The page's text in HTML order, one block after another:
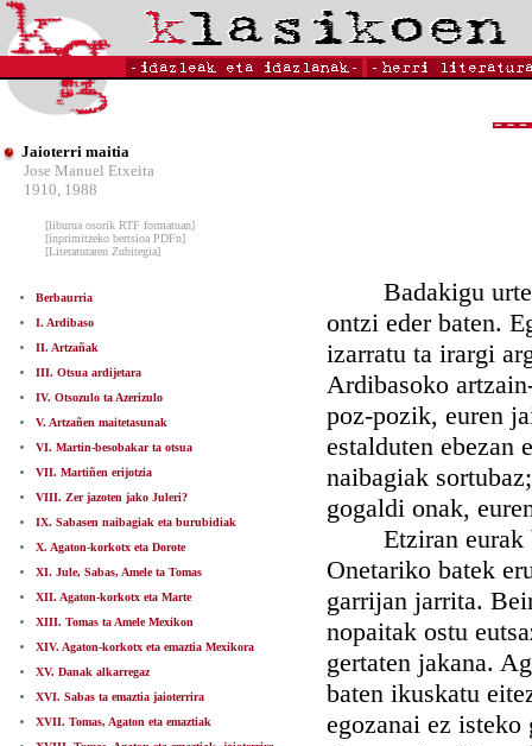
Jaioterri maitia
Jose Manuel Etxeita
1910, 1988
[liburua osorik RTF formatuan]
[inprimitzeko bertsioa PDFn]
[Literaturaren Zubitegia]
Berbaurria
I. Ardibaso
II. Artzañak
III. Otsua ardijetara
IV. Otsozulo ta Azerizulo
V. Artzañen maitetasunak
VI. Martin-besobakar ta otsua
VII. Martiñen erijotzia
VIII. Zer jazoten jako Juleri?
IX. Sabasen naibagiak eta burubidiak
X. Agaton-korkotx eta Dorote
XI. Jule, Sabas, Amele ta Tomas
XII. Agaton-korkotx eta Marte
XIII. Tomas ta Amele Mexikon
XIV. Agaton-korkotx eta emaztia Mexikora
XV. Danak alkarregaz
XVI. Sabas ta emaztia jaioterrira
XVII. Tomas, Agaton eta emaztiak
Badakigu urten
ontzi eder baten.
izarratu ta irargi
Ardibasoko
poz-pozik, euren
estalduten ebezan
naibagiak
gogaldi onak,
Etziran eurak
Onetariko batek
garrijan jarrita.
nopaitak ostu
gertaten jakana.
baten ikuskatu
egozanai ez